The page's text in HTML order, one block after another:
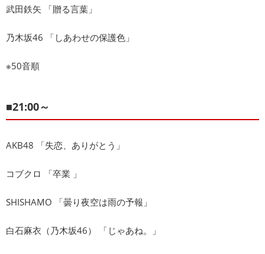
武田鉄矢 「贈る言葉」
乃木坂46 「しあわせの保護色」
※50音順
■21:00～
AKB48 「失恋、ありがとう」
コブクロ 「卒業 」
SHISHAMO 「曇り夜空は雨の予報」
白石麻衣（乃木坂46） 「じゃあね。」